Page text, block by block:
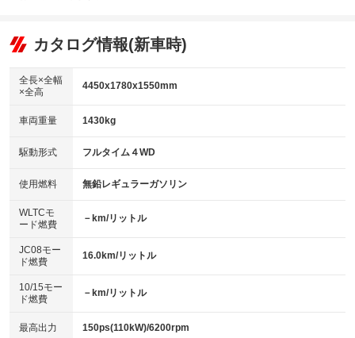
リフトアップ
：装備なし
：装備なし
パワーウィンドウ
アイドリングストップ
：装備あり
USB入力端子
：装備あり
100V電源
：装備なし
センターデフロック
：装備なし
電動格納ミラー
：装備あり
ビジュアル：-／DVD再生
：装備あり
アルミホイール：アルミホイール
：装備あり
HID(キセノンライト)
バックカメラ
エアロ
：装備なし
ローダウン
：装備なし
ベンチシート
：装備なし
チップアップシート
：装備なし
カタログ情報(新車時)
全長×全幅
×全高
4450x1780x1550mm
車両重量 1430kg
駆動形式 フルタイム４WD
使用燃料 無鉛レギュラーガソリン
WLTCモ
ード燃費
－km/リットル
JC08モー
ド燃費
16.0km/リットル
10/15モー
ド燃費
－km/リットル
最高出力 150ps(110kW)/6200rpm